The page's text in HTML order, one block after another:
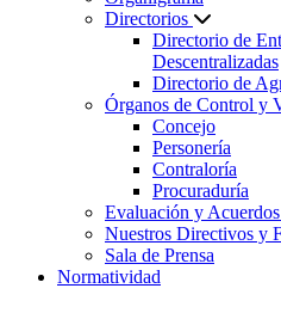
Directorios
Directorio de
Descentralizadas
Directorio de
Órganos de Control y
Concejo
Personería
Contraloría
Procuraduría
Evaluación y
Nuestros Directivos y
Sala de Prensa
Normatividad